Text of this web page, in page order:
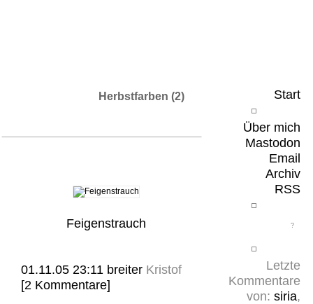
Start
Über mich
Mastodon
Email
Archiv
RSS
Letzte
Kommentare
von: siria,
Herbstfarben (2)
Feigenstrauch
01.11.05 23:11 breiter Kristof
[2 Kommentare]